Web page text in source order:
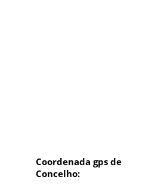
Coordenada gps de
Concelho: